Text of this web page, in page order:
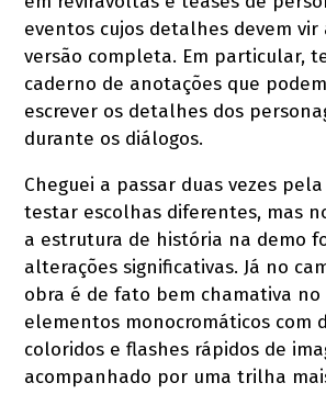
eventos cujos detalhes devem
versão completa. Em particular,
caderno de anotações que
escrever os detalhes dos
durante os diálogos.
Cheguei a passar duas vezes
testar escolhas diferentes, mas
a estrutura de história na demo
alterações significativas. Já no
obra é de fato bem chamativa no
elementos monocromáticos com
coloridos e flashes rápidos de
acompanhado por uma trilha